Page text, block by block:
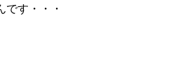
す・・・